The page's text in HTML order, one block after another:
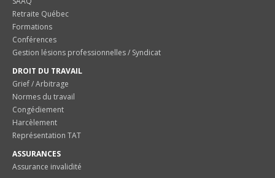
Retraite Québec
Formations
Conférences
Gestion lésions professionnelles / Syndicat
DROIT DU TRAVAIL
Grief / Arbitrage
Normes du travail
Congédiement
Harcèlement
Représentation TAT
ASSURANCES
Assurance invalidité